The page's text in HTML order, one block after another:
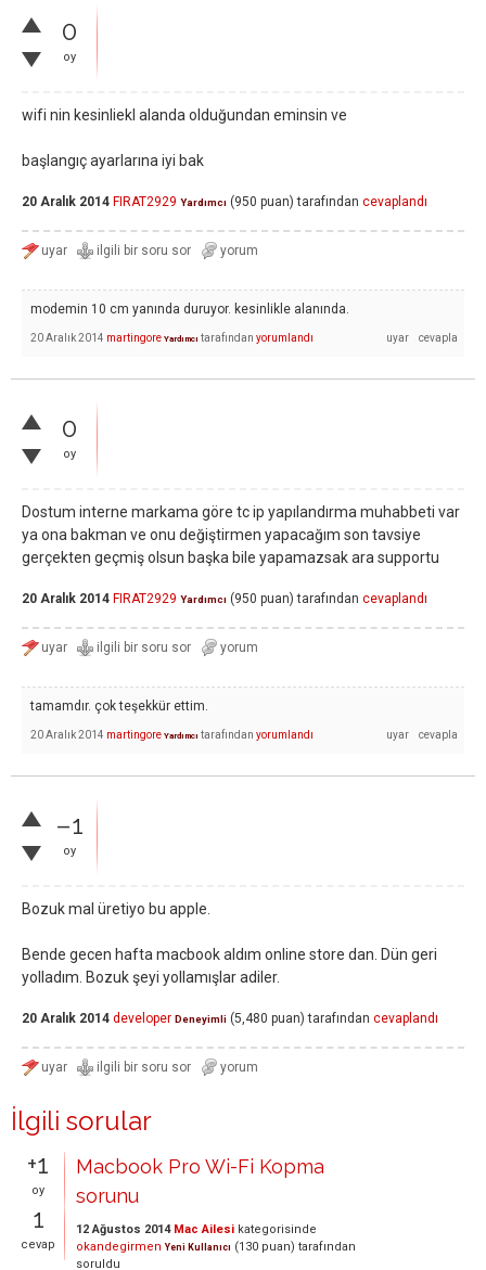
0
oy
wifi nin kesinliekl alanda olduğundan eminsin ve
başlangıç ayarlarına iyi bak
20 Aralık 2014 FIRAT2929 Yardımcı (950 puan) tarafından cevaplandı
modemin 10 cm yanında duruyor. kesinlikle alanında.
20 Aralık 2014 martingore Yardımcı tarafından yorumlandı
0
oy
Dostum interne markama göre tc ip yapılandırma muhabbeti var
ya ona bakman ve onu değiştirmen yapacağım son tavsiye
gerçekten geçmiş olsun başka bile yapamazsak ara supportu
20 Aralık 2014 FIRAT2929 Yardımcı (950 puan) tarafından cevaplandı
tamamdır. çok teşekkür ettim.
20 Aralık 2014 martingore Yardımcı tarafından yorumlandı
–1
oy
Bozuk mal üretiyo bu apple.
Bende gecen hafta macbook aldım online store dan. Dün geri
yolladım. Bozuk şeyi yollamışlar adiler.
20 Aralık 2014 developer Deneyimli (5,480 puan) tarafından cevaplandı
İlgili sorular
+1
oy
1
cevap
Macbook Pro Wi-Fi Kopma
sorunu
12 Ağustos 2014 Mac Ailesi kategorisinde
okandegirmen Yeni Kullanıcı (130 puan) tarafından
soruldu